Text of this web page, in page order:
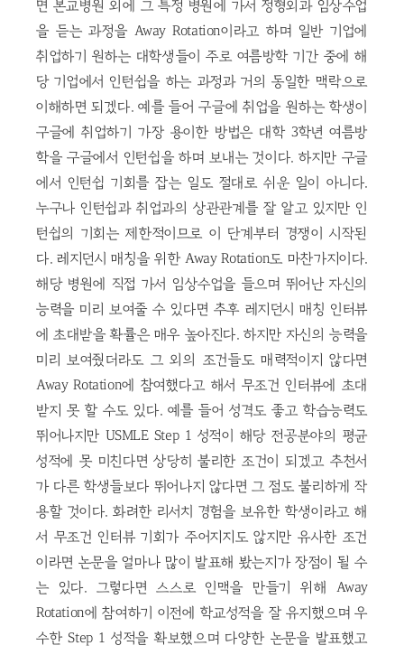
면 본교병원 외에 그 특정 병원에 가서 정형외과 임상수업
을 듣는 과정을 Away Rotation이라고 하며 일반 기업에
취업하기 원하는 대학생들이 주로 여름방학 기간 중에 해
당 기업에서 인턴쉽을 하는 과정과 거의 동일한 맥락으로
이해하면 되겠다. 예를 들어 구글에 취업을 원하는 학생이
구글에 취업하기 가장 용이한 방법은 대학 3학년 여름방
학을 구글에서 인턴쉽을 하며 보내는 것이다. 하지만 구글
에서 인턴쉽 기회를 잡는 일도 절대로 쉬운 일이 아니다.
누구나 인턴쉽과 취업과의 상관관계를 잘 알고 있지만 인
턴쉽의 기회는 제한적이므로 이 단계부터 경쟁이 시작된
다. 레지던시 매칭을 위한 Away Rotation도 마찬가지이다.
해당 병원에 직접 가서 임상수업을 들으며 뛰어난 자신의
능력을 미리 보여줄 수 있다면 추후 레지던시 매칭 인터뷰
에 초대받을 확률은 매우 높아진다. 하지만 자신의 능력을
미리 보여줬더라도 그 외의 조건들도 매력적이지 않다면
Away Rotation에 참여했다고 해서 무조건 인터뷰에 초대
받지 못 할 수도 있다. 예를 들어 성격도 좋고 학습능력도
뛰어나지만 USMLE Step 1 성적이 해당 전공분야의 평균
성적에 못 미친다면 상당히 불리한 조건이 되겠고 추천서
가 다른 학생들보다 뛰어나지 않다면 그 점도 불리하게 작
용할 것이다. 화려한 리서치 경험을 보유한 학생이라고 해
서 무조건 인터뷰 기회가 주어지지도 않지만 유사한 조건
이라면 논문을 얼마나 많이 발표해 봤는지가 장점이 될 수
는 있다. 그렇다면 스스로 인맥을 만들기 위해 Away
Rotation에 참여하기 이전에 학교성적을 잘 유지했으며 우
수한 Step 1 성적을 확보했으며 다양한 논문을 발표했고